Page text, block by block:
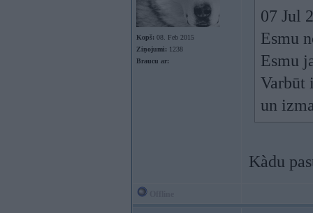
Kopš: 08. Feb 2015
Ziņojumi: 1238
Braucu ar:
07 Jul
Esmu
Esmu
Varbūt
un
Kàdu